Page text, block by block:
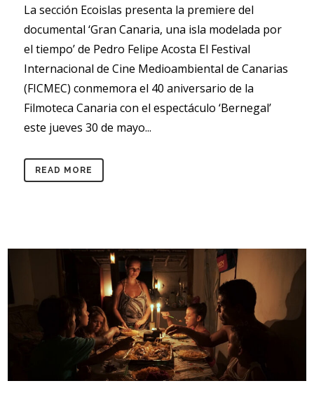
La sección Ecoislas presenta la premiere del
documental ‘Gran Canaria, una isla modelada por
el tiempo’ de Pedro Felipe Acosta El Festival
Internacional de Cine Medioambiental de Canarias
(FICMEC) conmemora el 40 aniversario de la
Filmoteca Canaria con el espectáculo ‘Bernegal’
este jueves 30 de mayo...
READ MORE